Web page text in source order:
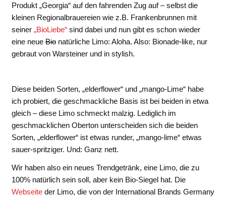
Produkt „Georgia“ auf den fahrenden Zug auf – selbst die
kleinen Regionalbrauereien wie z.B. Frankenbrunnen mit
seiner „BioLiebe“sind dabei und nun gibt es schon wieder
eine neueBionatürliche Limo: Aloha. Also: Bionade-like, nur
gebraut von Warsteiner und in stylish.
Diese beiden Sorten, „elderflower“ und „mango-Lime“ habe
ich probiert, die geschmackliche Basis ist bei beiden in etwa
gleich – diese Limo schmeckt malzig. Lediglich im
geschmacklichen Oberton unterscheiden sich die beiden
Sorten, „elderflower“ ist etwas runder, „mango-lime“ etwas
sauer-spritziger. Und: Ganz nett.
Wir haben also ein neues Trendgetränk, eine Limo, die zu
100% natürlich sein soll, aber kein Bio-Siegel hat. Die
Webseiteder Limo, die von der International Brands Germany